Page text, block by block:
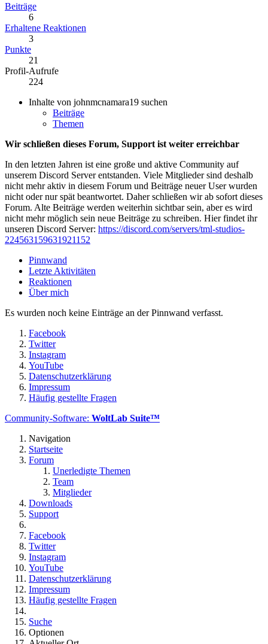
Beiträge
6
Erhaltene Reaktionen
3
Punkte
21
Profil-Aufrufe
224
Inhalte von johnmcnamara19 suchen
Beiträge
Themen
Wir schließen dieses Forum, Support ist weiter erreichbar
In den letzten Jahren ist eine große und aktive Community auf
unserem Discord Server entstanden. Viele Mitglieder sind deshalb
nicht mehr aktiv in diesem Forum und Beiträge neuer User wurden
nicht oder nur spät beantwortet. Daher schließen wir ab sofort dieses
Forum. Alte Beiträge werden weiterhin sichtbar sein, aber es wird
nicht mehr möglich sein neue Beiträge zu schreiben. Hier findet ihr
unseren Discord Server: https://discord.com/servers/tml-studios-
224563159631921152
Pinnwand
Letzte Aktivitäten
Reaktionen
Über mich
Es wurden noch keine Einträge an der Pinnwand verfasst.
Facebook
Twitter
Instagram
YouTube
Datenschutzerklärung
Impressum
Häufig gestellte Fragen
Community-Software: WoltLab Suite™
Navigation
Startseite
Forum
Unerledigte Themen
Team
Mitglieder
Downloads
Support
Facebook
Twitter
Instagram
YouTube
Datenschutzerklärung
Impressum
Häufig gestellte Fragen
Suche
Optionen